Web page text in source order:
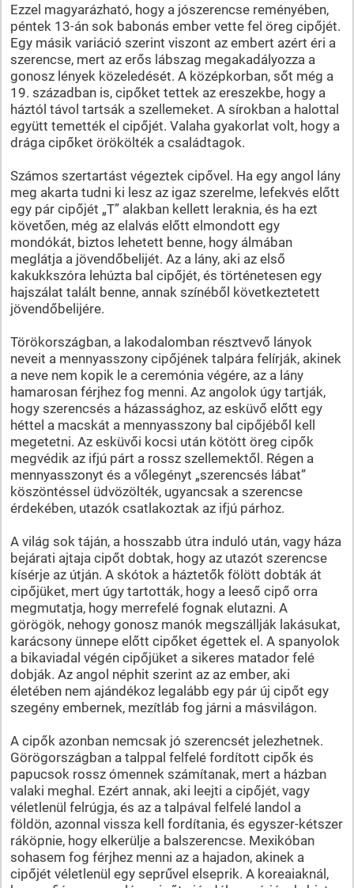
Ezzel magyarázható, hogy a jószerencse reményében,
péntek 13-án sok babonás ember vette fel öreg cipőjét.
Egy másik variáció szerint viszont az embert azért éri a
szerencse, mert az erős lábszag megakadályozza a
gonosz lények közeledését. A középkorban, sőt még a
19. században is, cipőket tettek az ereszekbe, hogy a
háztól távol tartsák a szellemeket. A sírokban a halottal
együtt temették el cipőjét. Valaha gyakorlat volt, hogy a
drága cipőket örökölték a családtagok.
Számos szertartást végeztek cipővel. Ha egy angol lány
meg akarta tudni ki lesz az igaz szerelme, lefekvés előtt
egy pár cipőjét „T” alakban kellett leraknia, és ha ezt
követően, még az elalvás előtt elmondott egy
mondókát, biztos lehetett benne, hogy álmában
meglátja a jövendőbelijét. Az a lány, aki az első
kakukkszóra lehúzta bal cipőjét, és történetesen egy
hajszálat talált benne, annak színéből következtetett
jövendőbelijére.
Törökországban, a lakodalomban résztvevő lányok
neveit a mennyasszony cipőjének talpára felírják, akinek
a neve nem kopik le a ceremónia végére, az a lány
hamarosan férjhez fog menni. Az angolok úgy tartják,
hogy szerencsés a házassághoz, az esküvő előtt egy
héttel a macskát a mennyasszony bal cipőjéből kell
megetetni. Az esküvői kocsi után kötött öreg cipők
megvédik az ifjú párt a rossz szellemektől. Régen a
mennyasszonyt és a vőlegényt „szerencsés lábat”
köszöntéssel üdvözölték, ugyancsak a szerencse
érdekében, utazók csatlakoztak az ifjú párhoz.
A világ sok táján, a hosszabb útra induló után, vagy háza
bejárati ajtaja cipőt dobtak, hogy az utazót szerencse
kísérje az útján. A skótok a háztetők fölött dobták át
cipőjüket, mert úgy tartották, hogy a leeső cipő orra
megmutatja, hogy merrefelé fognak elutazni. A
görögök, nehogy gonosz manók megszállják lakásukat,
karácsony ünnepe előtt cipőket égettek el. A spanyolok
a bikaviadal végén cipőjüket a sikeres matador felé
dobják. Az angol néphit szerint az az ember, aki
életében nem ajándékoz legalább egy pár új cipőt egy
szegény embernek, mezítláb fog járni a másvilágon.
A cipők azonban nemcsak jó szerencsét jelezhetnek.
Görögországban a talppal felfelé fordított cipők és
papucsok rossz ómennek számítanak, mert a házban
valaki meghal. Ezért annak, aki leejti a cipőjét, vagy
véletlenül felrúgja, és az a talpával felfelé landol a
földön, azonnal vissza kell fordítania, és egyszer-kétszer
ráköpnie, hogy elkerülje a balszerencse. Mexikóban
sohasem fog férjhez menni az a hajadon, akinek a
cipőjét véletlenül egy seprűvel elseprik. A koreaiaknál,